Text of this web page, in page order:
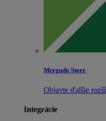
Mergado Store
Objavte ďalšie
Integrácie